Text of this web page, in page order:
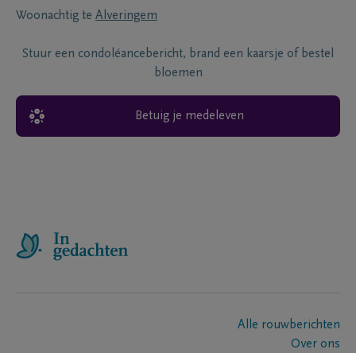
Woonachtig te Alveringem
Stuur een condoléancebericht, brand een kaarsje of bestel
bloemen
Betuig je medeleven
Alle rouwberichten
Over ons